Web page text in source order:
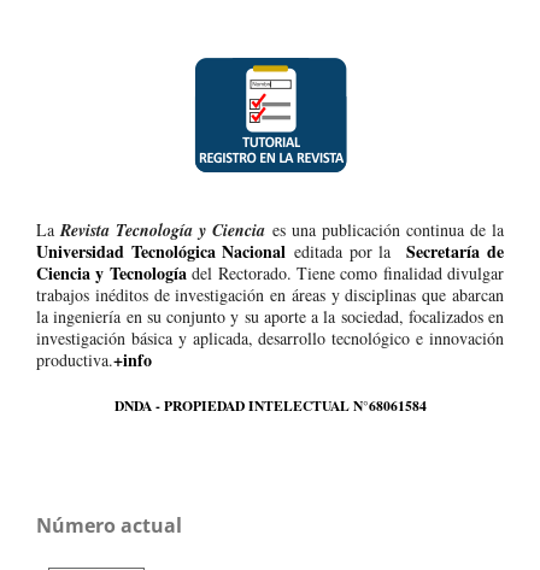
LaRevista Tecnología y Ciencia es una publicación continua de la
Universidad Tecnológica Nacional editada por laSecretaría de
Ciencia y Tecnología del Rectorado. Tiene como finalidad divulgar
trabajos inéditos de investigación en áreas y disciplinas que abarcan
la ingeniería en su conjunto y su aporte a la sociedad, focalizados en
investigación básica y aplicada, desarrollo tecnológico e innovación
productiva.+info
DNDA - PROPIEDAD INTELECTUAL N°68061584
Número actual